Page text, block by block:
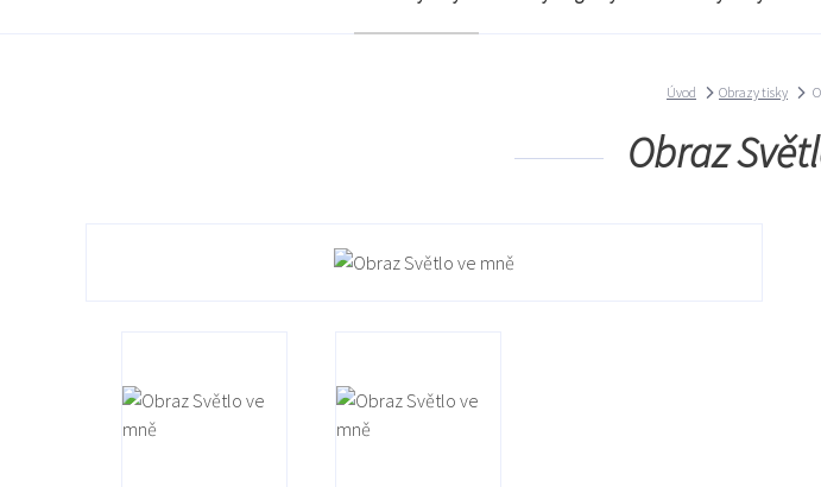
Úvod Obrazy tisky
Obraz